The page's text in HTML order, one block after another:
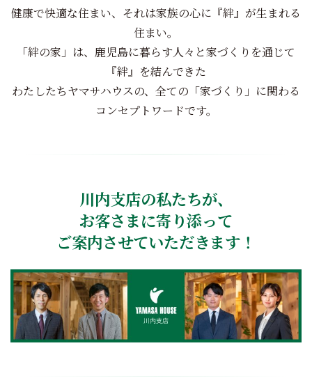
健康で快適な住まい、それは家族の心に『絆』が生まれる
住まい。
「絆の家」は、鹿児島に暮らす人々と家づくりを通じて
『絆』を結んできた
わたしたちヤマサハウスの、全ての「家づくり」に関わる
コンセプトワードです。
川内支店の私たちが、
お客さまに寄り添って
ご案内させていただきます！